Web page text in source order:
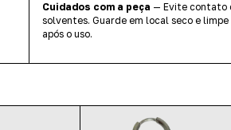
Cuidados com a peça — Evite contato
solventes. Guarde em local seco e
após o uso.